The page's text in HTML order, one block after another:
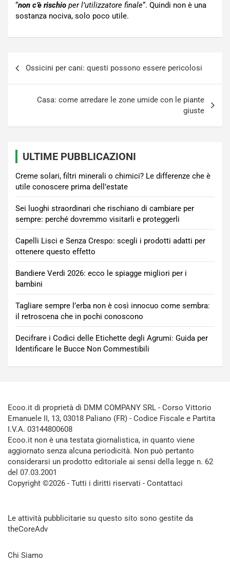
“non c’è rischio per l’utilizzatore finale“. Quindi non è una
sostanza nociva, solo poco utile.
Ossicini per cani: questi possono essere pericolosi
Casa: come arredare le zone umide con le piante
giuste
ULTIME PUBBLICAZIONI
Creme solari, filtri minerali o chimici? Le differenze che è
utile conoscere prima dell’estate
Sei luoghi straordinari che rischiano di cambiare per
sempre: perché dovremmo visitarli e proteggerli
Capelli Lisci e Senza Crespo: scegli i prodotti adatti per
ottenere questo effetto
Bandiere Verdi 2026: ecco le spiagge migliori per i
bambini
Tagliare sempre l’erba non è così innocuo come sembra:
il retroscena che in pochi conoscono
Decifrare i Codici delle Etichette degli Agrumi: Guida per
Identificare le Bucce Non Commestibili
Ecoo.it di proprietà di DMM COMPANY SRL - Corso Vittorio
Emanuele II, 13, 03018 Paliano (FR) - Codice Fiscale e Partita
I.V.A. 03144800608
Ecoo.it non è una testata giornalistica, in quanto viene
aggiornato senza alcuna periodicità. Non può pertanto
considerarsi un prodotto editoriale ai sensi della legge n. 62
del 07.03.2001
Copyright ©2026 - Tutti i diritti riservati - Contattaci
Le attività pubblicitarie su questo sito sono gestite da
theCoreAdv
Chi Siamo